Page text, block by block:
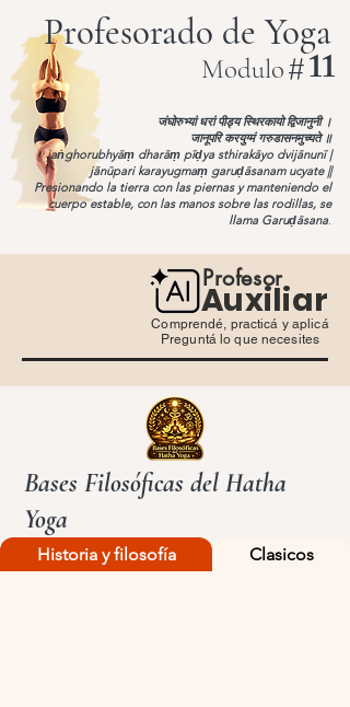
Profesorado de Yoga
#11
Modulo
जंघोरुभ्यां धरां पीड्य स्थिरकायो द्विजानुनी ।
जानूपरि करयुग्मं गरुडासनमुच्यते ॥
jaṅghorubhyāṃ dharāṃ pīḍya sthirakāyo dvijānunī |
jānūpari karayugmaṃ garuḍāsanam ucyate ||
Presionando la tierra con las piernas y manteniendo el
cuerpo estable, con las manos sobre las rodillas, se
llama Garuḍāsana.
Comprendé, practicá y aplicá
Preguntá lo que necesites
Auxiliar
Profesor
Bases Filosóficas del Hatha
Yoga
Historia y filosofía Clasicos